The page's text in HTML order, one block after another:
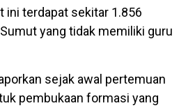
ini terdapat sekitar 1.856
yang tidak memiliki guru
sejak awal pertemuan
pembukaan formasi yang